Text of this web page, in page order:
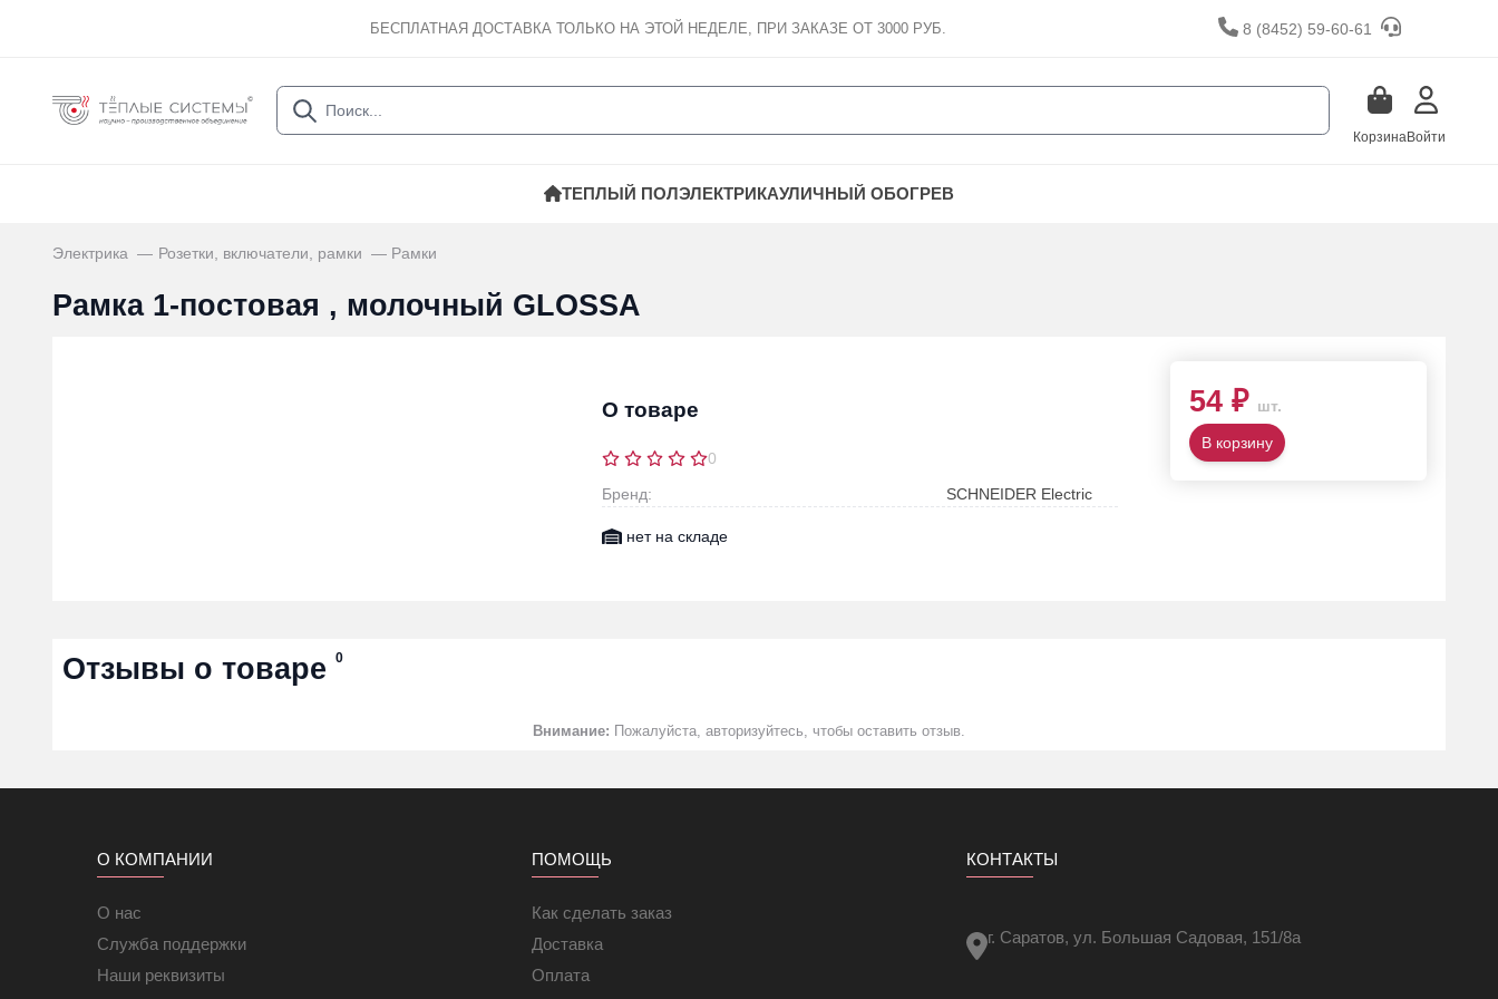
БЕСПЛАТНАЯ ДОСТАВКА ТОЛЬКО НА ЭТОЙ НЕДЕЛЕ, ПРИ ЗАКАЗЕ ОТ 3000 РУБ. 8 (8452) 59-60-61
КорзинаВойти
ТЕПЛЫЙ ПОЛЭЛЕКТРИКАУЛИЧНЫЙ ОБОГРЕВ
Электрика Розетки, включатели, рамки Рамки
Рамка 1-постовая , молочный GLOSSA
О товаре
0
Бренд:
SCHNEIDER Electric
нет на складе
54 ₽ шт.
В корзину
Отзывы о товаре 0
Внимание: Пожалуйста, авторизуйтесь, чтобы оставить отзыв.
О КОМПАНИИ
О нас
Служба поддержки
Наши реквизиты
ПОМОЩЬ
Как сделать заказ
Доставка
Оплата
КОНТАКТЫ
г. Саратов, ул. Большая Садовая, 151/8а